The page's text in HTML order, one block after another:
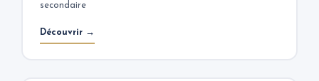
secondaire
Découvrir →